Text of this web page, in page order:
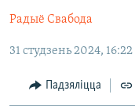
галоўнай
Перайсьці
пошуку
ВАЙНА
БЕЛАРУСЫ НА ВАЙНЕ
КНІГІ
АЎДЫЁКНІГІ
FACEBOOK
TWITTER
САЧЫЦЕ ЗА
Радыё Свабода
31 студзень 2024, 16:22
Падзяліцца